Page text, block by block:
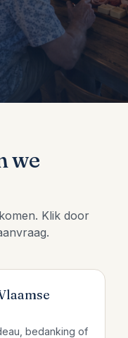
we
Klik door
bedanking of